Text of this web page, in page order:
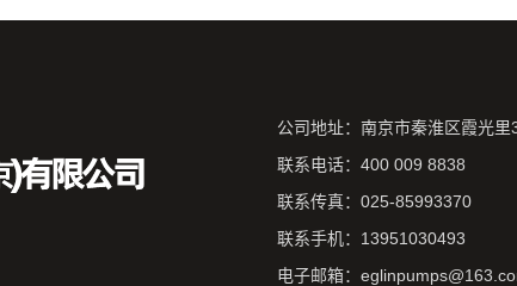
公司地址：南京市秦淮区霞光里
联系电话：400 009 8838
联系传真：025-85993370
联系手机：13951030493
电子邮箱：